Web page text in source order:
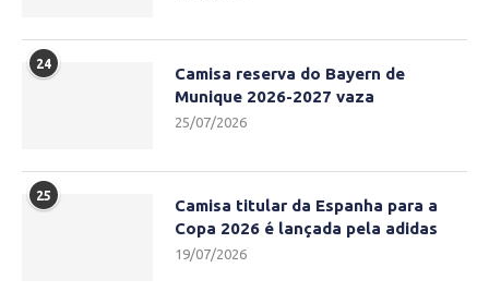
24
Camisa reserva do Bayern de
Munique 2026-2027 vaza
25/07/2026
25
Camisa titular da Espanha para a
Copa 2026 é lançada pela adidas
19/07/2026